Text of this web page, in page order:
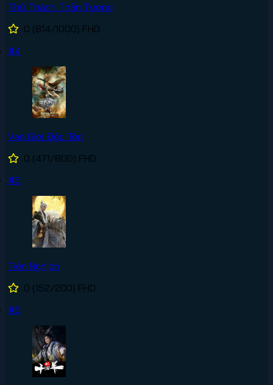
Thử Thách Thần Tượng
0 (814/1000) FHD
#4
Vạn Giới Độc Tôn
0 (471/800) FHD
#5
Tiên Nghịch
0 (152/200) FHD
#6